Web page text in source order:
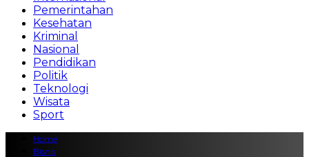
Pemerintahan
Kesehatan
Kriminal
Nasional
Pendidikan
Politik
Teknologi
Wisata
Sport
Home
Bisnis